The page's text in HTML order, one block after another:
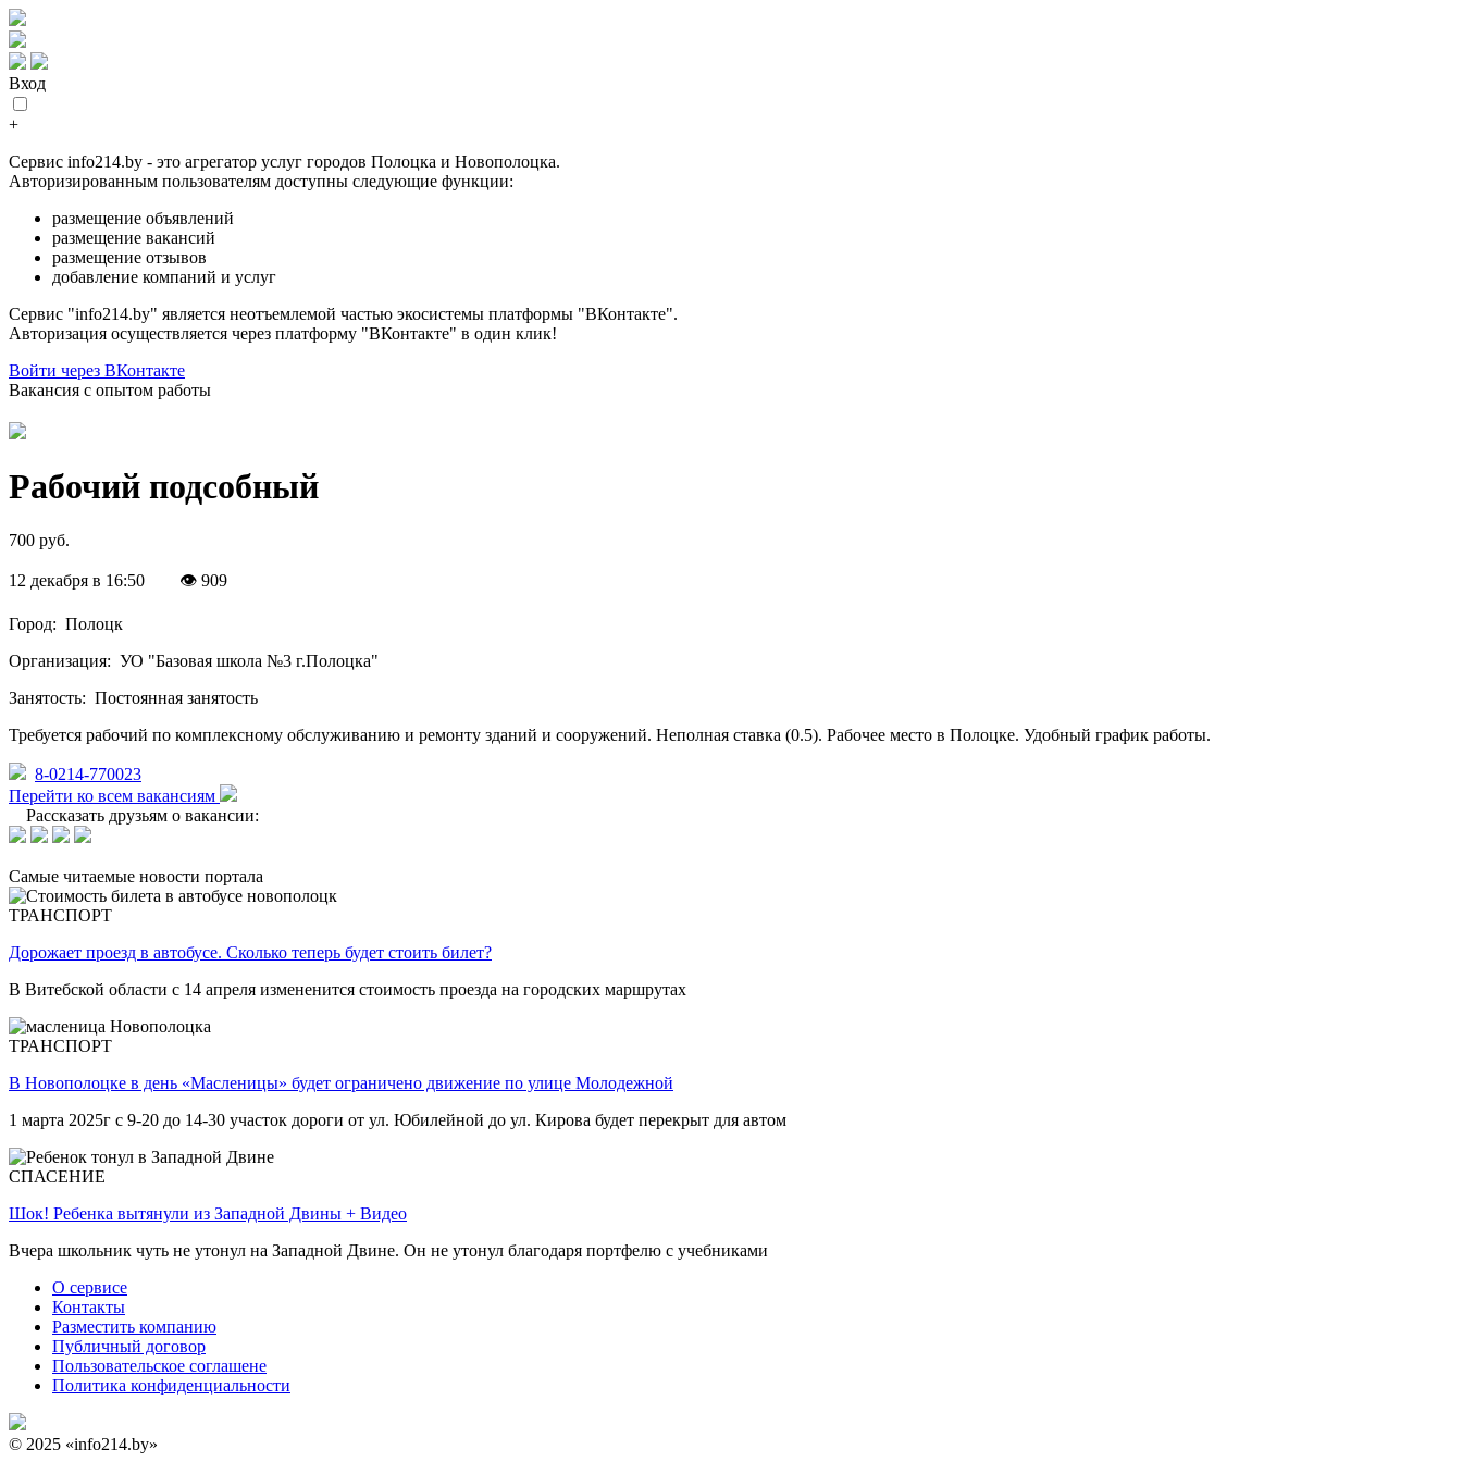
Вход
+
Сервис info214.by - это агрегатор услуг городов Полоцка и Новополоцка.
Авторизированным пользователям доступны следующие функции:
размещение объявлений
размещение вакансий
размещение отзывов
добавление компаний и услуг
Сервис "info214.by" является неотъемлемой частью экосистемы платформы "ВКонтакте".
Авторизация осуществляется через платформу "ВКонтакте" в один клик!
Войти через ВКонтакте
Вакансия с опытом работы
Рабочий подсобный
700 руб.
12 декабря в 16:50 👁 909
Город: Полоцк
Организация: УО "Базовая школа №3 г.Полоцка"
Занятость: Постоянная занятость
Требуется рабочий по комплексному обслуживанию и ремонту зданий и сооружений. Неполная ставка (0.5). Рабочее место в Полоцке. Удобный график работы.
8-0214-770023
Перейти ко всем вакансиям
Рассказать друзьям о вакансии:
Самые читаемые новости портала
ТРАНСПОРТ
Дорожает проезд в автобусе. Сколько теперь будет стоить билет?
В Витебской области с 14 апреля измененится стоимость проезда на городских маршрутах
ТРАНСПОРТ
В Новополоцке в день «Масленицы» будет ограничено движение по улице Молодежной
1 марта 2025г с 9-20 до 14-30 участок дороги от ул. Юбилейной до ул. Кирова будет перекрыт для автом
СПАСЕНИЕ
Шок! Ребенка вытянули из Западной Двины + Видео
Вчера школьник чуть не утонул на Западной Двине. Он не утонул благодаря портфелю с учебниками
О сервисе
Контакты
Разместить компанию
Публичный договор
Пользовательское соглашене
Политика конфиденциальности
© 2025 «info214.by»